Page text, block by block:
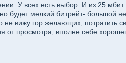
У всех есть выбор. И из 25
будет мелкий битрейт- большой
не вижу гор желающих, потратить
от просмотра, вполне себе